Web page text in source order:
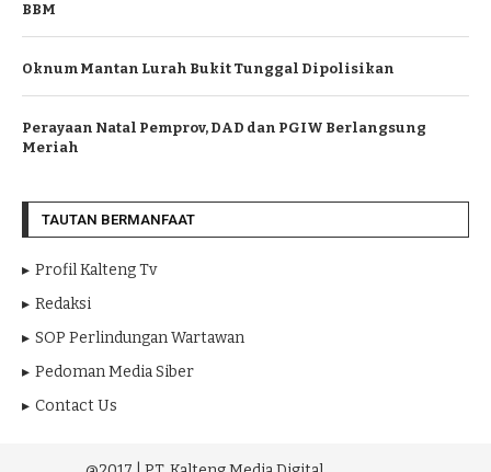
BBM
Oknum Mantan Lurah Bukit Tunggal Dipolisikan
Perayaan Natal Pemprov, DAD dan PGIW Berlangsung
Meriah
TAUTAN BERMANFAAT
Profil Kalteng Tv
Redaksi
SOP Perlindungan Wartawan
Pedoman Media Siber
Contact Us